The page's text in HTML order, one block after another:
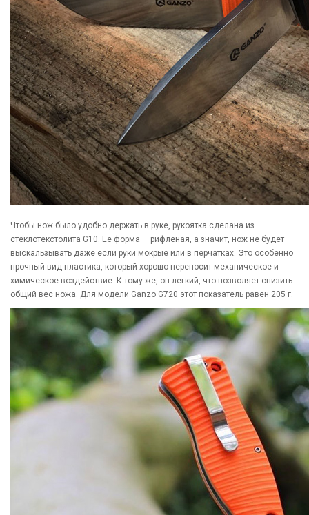
Чтобы нож было удобно держать в руке, рукоятка сделана из
стеклотекстолита G10. Ее форма — рифленая, а значит, нож не будет
выскальзывать даже если руки мокрые или в перчатках. Это особенно
прочный вид пластика, который хорошо переносит механическое и
химическое воздействие. К тому же, он легкий, что позволяет снизить
общий вес ножа. Для модели Ganzo G720 этот показатель равен 205 г.